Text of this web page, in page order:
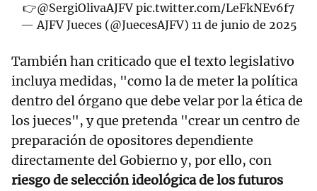
👉@SergiOlivaAJFV pic.twitter.com/LeFkNEv6f7
— AJFV Jueces (@JuecesAJFV) 11 de junio de 2025
También han criticado que el texto legislativo
incluya medidas, "como la de meter la política
dentro del órgano que debe velar por la ética de
los jueces", y que pretenda "crear un centro de
preparación de opositores dependiente
directamente del Gobierno y, por ello, con
riesgo de selección ideológica de los futuros